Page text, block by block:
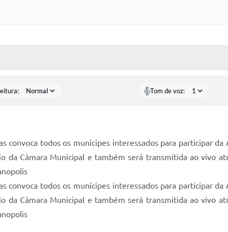
Tom de voz:
convoca todos os munícipes interessados para participar
da Câmara Municipal e também será transmitida ao vivo
convoca todos os munícipes interessados para participar
da Câmara Municipal e também será transmitida ao vivo